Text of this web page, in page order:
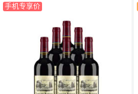
手机专享价